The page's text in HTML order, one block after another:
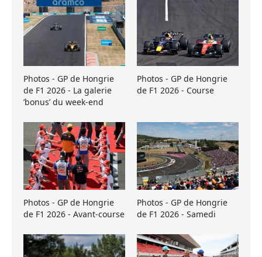
Photos - GP de Hongrie
de F1 2026 - La galerie
’bonus’ du week-end
Photos - GP de Hongrie
de F1 2026 - Course
Photos - GP de Hongrie
de F1 2026 - Avant-course
Photos - GP de Hongrie
de F1 2026 - Samedi